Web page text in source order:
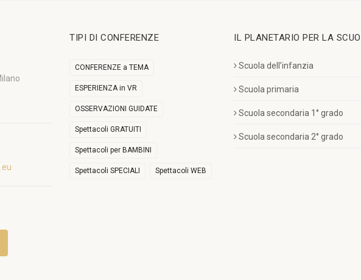
TIPI DI CONFERENZE
CONFERENZE a TEMA
ESPERIENZA in VR
OSSERVAZIONI GUIDATE
Spettacoli GRATUITI
Spettacoli per BAMBINI
Spettacoli SPECIALI Spettacoli WEB
IL PLANETARIO PER LA
Scuola dell’infanzia
Scuola primaria
Scuola secondaria 1° grado
Scuola secondaria 2° grado